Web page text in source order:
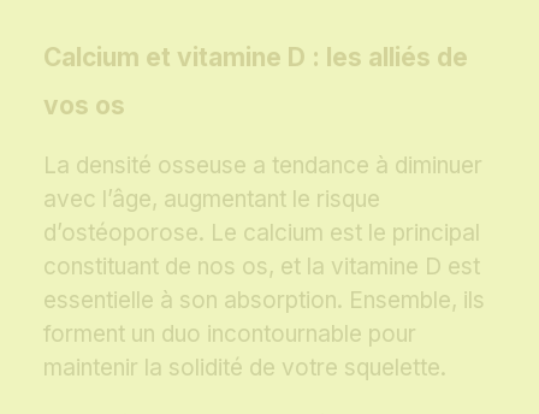
Calcium et vitamine D : les alliés de
vos os
La densité osseuse a tendance à diminuer
avec l’âge, augmentant le risque
d’ostéoporose. Le calcium est le principal
constituant de nos os, et la vitamine D est
essentielle à son absorption. Ensemble, ils
forment un duo incontournable pour
maintenir la solidité de votre squelette.